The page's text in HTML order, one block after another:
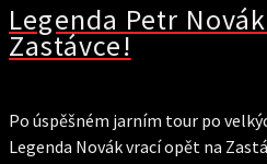
Legenda Petr
Zastávce!
Po úspěšném jarním tour po
Legenda Novák vrací opět na